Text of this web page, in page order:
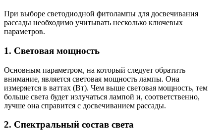
При выборе светодиодной фитолампы для досвечивания
рассады необходимо учитывать несколько ключевых
параметров.
1. Световая мощность
Основным параметром, на который следует обратить
внимание, является световая мощность лампы. Она
измеряется в ваттах (Вт). Чем выше световая мощность, тем
больше света будет излучаться лампой и, соответственно,
лучше она справится с досвечиванием рассады.
2. Спектральный состав света